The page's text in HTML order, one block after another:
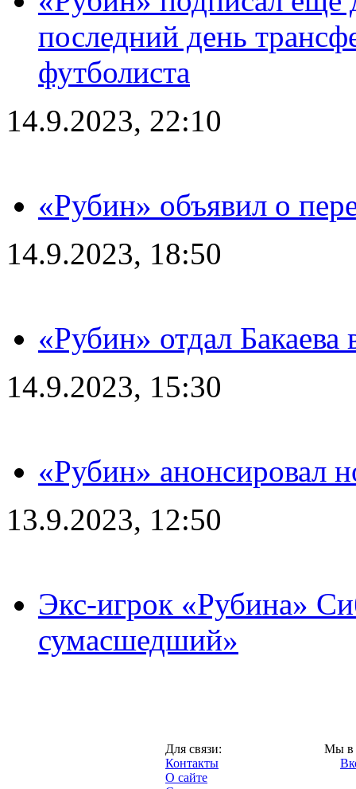
последний день
футболиста
14.9.2023, 22:10
«Рубин» объявил о
14.9.2023, 18:50
«Рубин» отдал
14.9.2023, 15:30
«Рубин» анонсировал
13.9.2023, 12:50
Экс-игрок «Рубина»
сумасшедший»
Для связи:
Контакты
О сайте
Мы в